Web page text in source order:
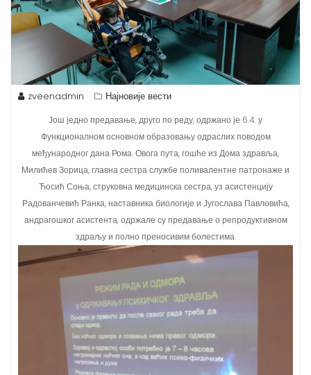
zveenadmin Најновије вести
Још једно предавање, друго по реду, одржано је 6.4. у
Функционалном основном образовању одраслих поводом
међународног дана Рома. Овога пута, гошће из Дома здравља,
Милићев Зорица, главна сестра службе поливалентне патронаже и
Ћосић Соња, струковна медицинска сестра, уз асистенцију
Радованчевић Ранка, наставника биологије и Југослава Павловића,
андрагошког асистента, одржале су предавање о репродуктивном
здраљу и полно преносивим болестима.